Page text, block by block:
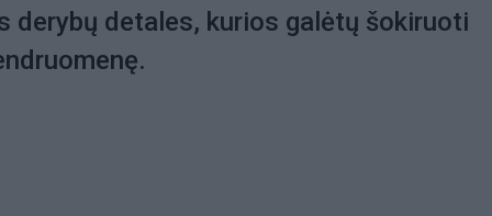
derybų detales, kurios galėtų šokiruoti